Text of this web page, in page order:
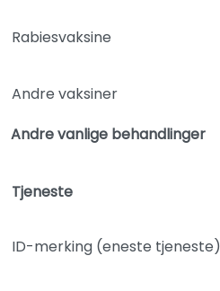
Rabiesvaksine
Andre vaksiner
Andre vanlige behandlinger
Tjeneste
ID-merking (eneste tjeneste)